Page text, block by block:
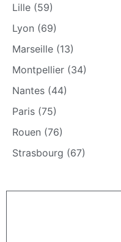
Lille (59)
Lyon (69)
Marseille (13)
Montpellier (34)
Nantes (44)
Paris (75)
Rouen (76)
Strasbourg (67)